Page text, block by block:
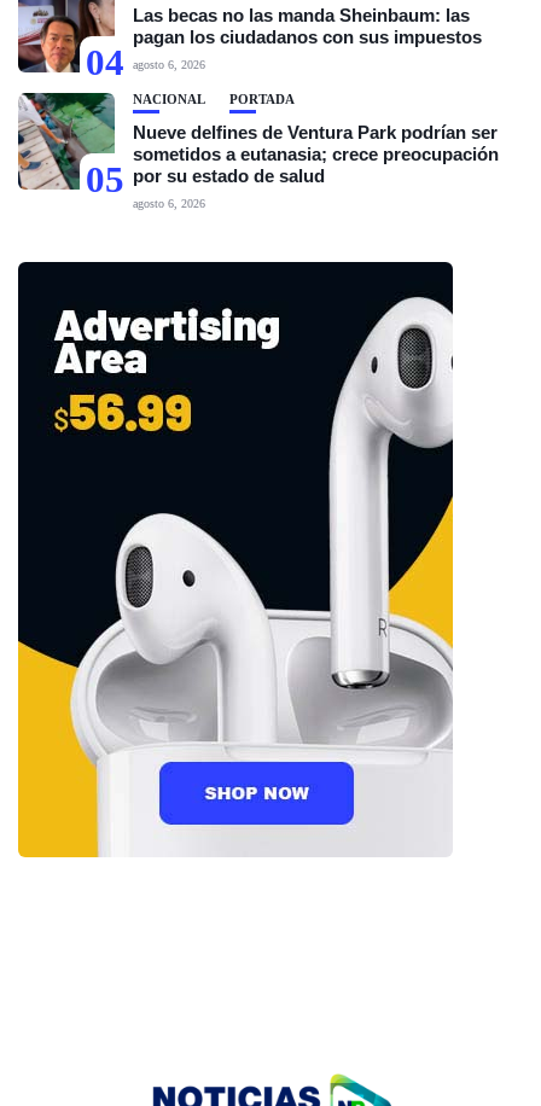
04
Las becas no las manda Sheinbaum: las
pagan los ciudadanos con sus impuestos
agosto 6, 2026
05
NACIONAL PORTADA
Nueve delfines de Ventura Park podrían ser
sometidos a eutanasia; crece preocupación
por su estado de salud
agosto 6, 2026